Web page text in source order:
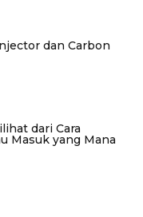
dan Carbon
dari Cara
Masuk yang Mana